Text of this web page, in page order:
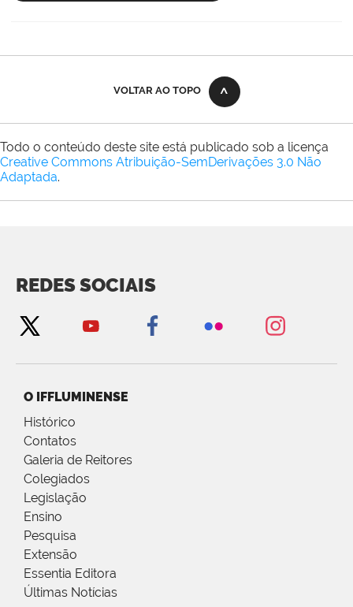
VOLTAR AO TOPO
Todo o conteúdo deste site está publicado sob a licença
Creative Commons Atribuição-SemDerivações 3.0 Não
Adaptada.
REDES SOCIAIS
O IFFLUMINENSE
Histórico
Contatos
Galeria de Reitores
Colegiados
Legislação
Ensino
Pesquisa
Extensão
Essentia Editora
Últimas Notícias